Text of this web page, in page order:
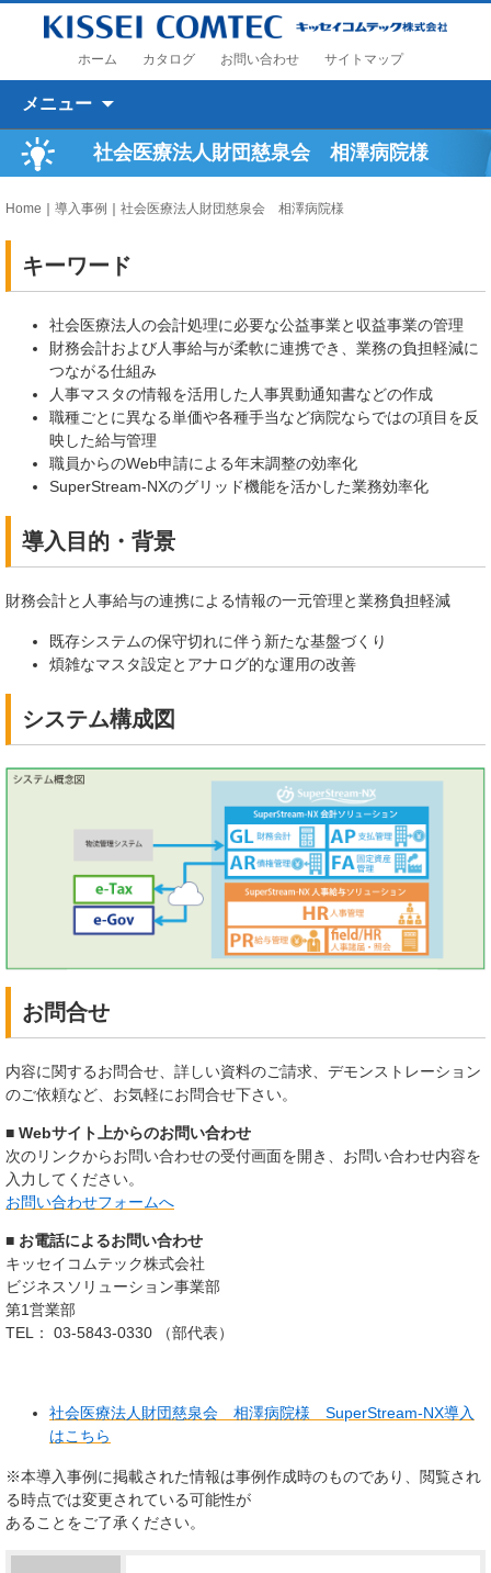
ホーム カタログ お問い合わせ サイトマップ
メニュー
社会医療法人財団慈泉会 相澤病院様
Home 導入事例 社会医療法人財団慈泉会 相澤病院様
キーワード
社会医療法人の会計処理に必要な公益事業と収益事業の管理
財務会計および人事給与が柔軟に連携でき、業務の負担軽減に
つながる仕組み
人事マスタの情報を活用した人事異動通知書などの作成
職種ごとに異なる単価や各種手当など病院ならではの項目を反
映した給与管理
職員からのWeb申請による年末調整の効率化
SuperStream-NXのグリッド機能を活かした業務効率化
導入目的・背景
財務会計と人事給与の連携による情報の一元管理と業務負担軽減
既存システムの保守切れに伴う新たな基盤づくり
煩雑なマスタ設定とアナログ的な運用の改善
システム構成図
お問合せ
内容に関するお問合せ、詳しい資料のご請求、デモンストレーション
のご依頼など、お気軽にお問合せ下さい。
■ Webサイト上からのお問い合わせ
次のリンクからお問い合わせの受付画面を開き、お問い合わせ内容を
入力してください。
お問い合わせフォームへ
■ お電話によるお問い合わせ
キッセイコムテック株式会社
ビジネスソリューション事業部
第1営業部
TEL： 03-5843-0330 （部代表）
社会医療法人財団慈泉会 相澤病院様 SuperStream-NX導入
はこちら
※本導入事例に掲載された情報は事例作成時のものであり、閲覧され
る時点では変更されている可能性が
あることをご了承ください。